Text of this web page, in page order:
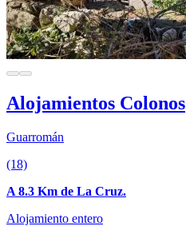
Alojamientos Colonos
Guarromán
(18)
A 8.3 Km de La Cruz.
Alojamiento entero